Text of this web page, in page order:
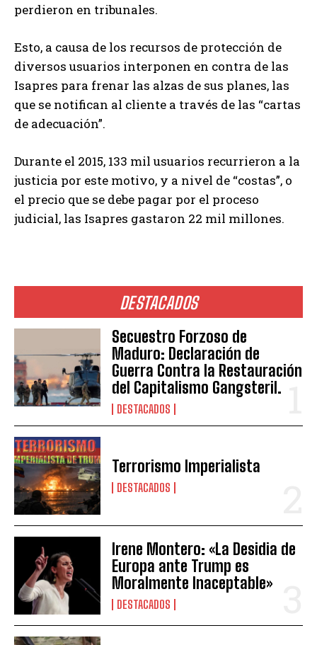
DESTACADOS
Secuestro Forzoso de
Maduro: Declaración de
Guerra Contra la Restauración
del Capitalismo Gangsteril.
DESTACADOS
Terrorismo Imperialista
DESTACADOS
Irene Montero: «La Desidia de
Europa ante Trump es
Moralmente Inaceptable»
DESTACADOS
perdieron en tribunales.
Esto, a causa de los recursos de protección de
diversos usuarios interponen en contra de las
Isapres para frenar las alzas de sus planes, las
que se notifican al cliente a través de las “cartas
de adecuación”.
Durante el 2015, 133 mil usuarios recurrieron a la
justicia por este motivo, y a nivel de “costas”, o
el precio que se debe pagar por el proceso
judicial, las Isapres gastaron 22 mil millones.